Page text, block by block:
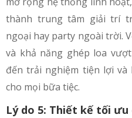
thành trung tâm giải trí
ngoại hay party ngoài trời.
và khả năng ghép loa
đến trải nghiệm tiện lợi
cho mọi bữa tiệc.
Lý do 5: Thiết kế tối